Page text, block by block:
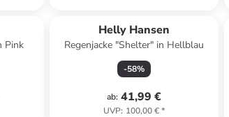
Pink
Helly Hansen
Regenjacke "Shelter" in Hellblau
-58%
ab: 41,99 €
UVP: 100,00 €*